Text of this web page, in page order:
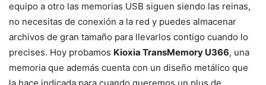
equipo a otro las memorias USB siguen siendo las reinas,
no necesitas de conexión a la red y puedes almacenar
archivos de gran tamaño para llevarlos contigo cuando lo
precises. Hoy probamos Kioxia TransMemory U366, una
memoria que además cuenta con un diseño metálico que